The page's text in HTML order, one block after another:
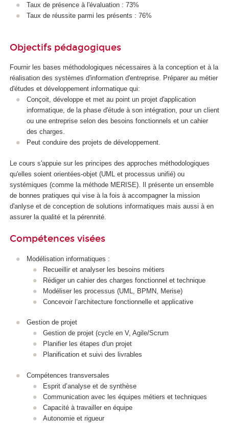
Taux de présence à l'évaluation : 73%
Taux de réussite parmi les présents : 76%
Objectifs pédagogiques
Fournir les bases méthodologiques nécessaires à la conception et à la
réalisation des systèmes d'information d'entreprise. Préparer au métier
d'études et développement informatique qui:
Conçoit, développe et met au point un projet d'application
informatique, de la phase d'étude à son intégration, pour un client
ou une entreprise selon des besoins fonctionnels et un cahier
des charges.
Peut conduire des projets de développement.
Le cours s'appuie sur les principes des approches méthodologiques
qu'elles soient orientées-objet (UML et processus unifié) ou
systémiques (comme la méthode MERISE). Il présente un ensemble
de bonnes pratiques qui vise à la fois à accompagner la mission
d'anlyse et de conception de solutions informatiques mais aussi à en
assurer la qualité et la pérennité.
Compétences visées
Modélisation informatiques :
Recueillir et analyser les besoins métiers
Rédiger un cahier des charges fonctionnel et technique
Modéliser les processus (UML, BPMN, Merise)
Concevoir l’architecture fonctionnelle et applicative
Gestion de projet
Gestion de projet (cycle en V, Agile/Scrum
Planifier les étapes d'un projet
Planification et suivi des livrables
Compétences transversales
Esprit d’analyse et de synthèse
Communication avec les équipes métiers et techniques
Capacité à travailler en équipe
Autonomie et rigueur